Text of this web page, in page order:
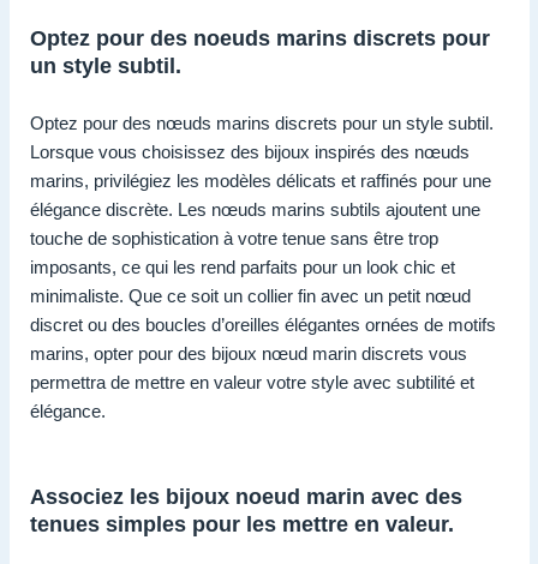
Optez pour des noeuds marins discrets pour
un style subtil.
Optez pour des nœuds marins discrets pour un style subtil.
Lorsque vous choisissez des bijoux inspirés des nœuds
marins, privilégiez les modèles délicats et raffinés pour une
élégance discrète. Les nœuds marins subtils ajoutent une
touche de sophistication à votre tenue sans être trop
imposants, ce qui les rend parfaits pour un look chic et
minimaliste. Que ce soit un collier fin avec un petit nœud
discret ou des boucles d’oreilles élégantes ornées de motifs
marins, opter pour des bijoux nœud marin discrets vous
permettra de mettre en valeur votre style avec subtilité et
élégance.
Associez les bijoux noeud marin avec des
tenues simples pour les mettre en valeur.